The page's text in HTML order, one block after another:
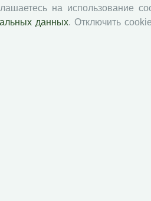
Социальное пространство
Юный экономист
на использование
данных. Отключить